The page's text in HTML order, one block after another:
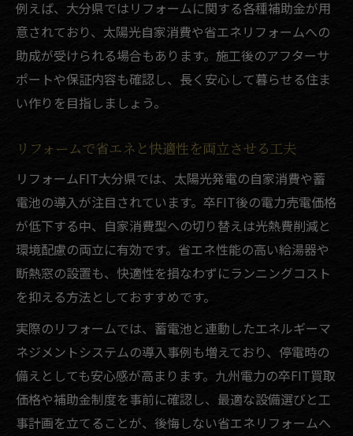
リフォーム事例で見る家族の生活動線改善
法
例えば、大分県ではリフォームに関する各種補助金が用
意されており、太陽光自家消費や省エネリフォームへの
助成が受けられる場合もあります。施工後のアフターサ
ポートや保証内容も確認し、長く安心して暮らせる住ま
い作りを目指しましょう。
リフォームで省エネと快適性を両立させる工夫
リフォームFIT大分県では、太陽光発電の自家消費や蓄
電池の導入が注目されています。卒FIT後の電力売電価格
が低下する中、自家消費型への切り替えは光熱費削減と
環境配慮の両立に有効です。省エネ性能の高い給湯器や
断熱窓の設置も、快適性を損なわずにランニングコスト
を抑える方法としておすすめです。
実際のリフォームでは、蓄電池と連動したエネルギーマ
ネジメントシステムの導入事例も増えており、停電時の
備えとしても安心感が高まります。九州電力の卒FIT買取
価格や補助金制度を事前に確認し、最適な設備選びと工
事計画を立てることが、後悔しない省エネリフォームへ